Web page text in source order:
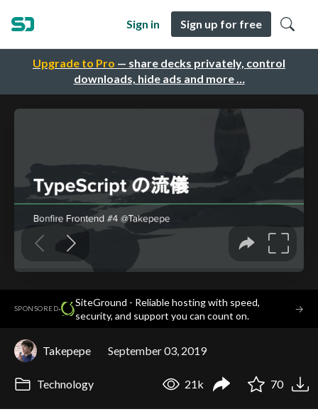
Upgrade to Pro — share decks privately, control
downloads, hide ads and more …
Sign in Sign up for free
SPONSORED·
SiteGround - Reliable hosting with speed,
security, and support you can count on.
→
Takepepe September 03, 2019
Technology 21k 70